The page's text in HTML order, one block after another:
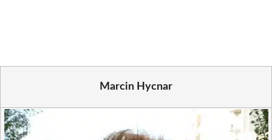
Marcin Hycnar